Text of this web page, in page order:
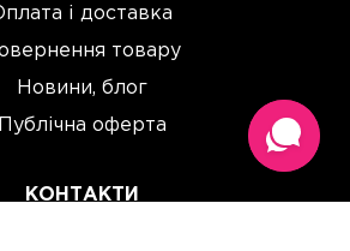
і доставка
товару
Новини, блог
Публічна оферта
КОНТАКТИ